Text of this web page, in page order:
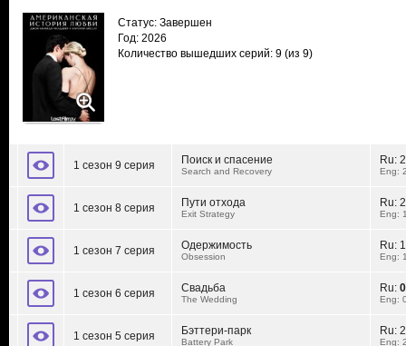
Статус: Завершен
Год: 2026
Количество вышедших серий: 9 (из 9)
1 сезон 9 серия Поиск и спасение
Search and Recovery
Ru:
Eng:
1 сезон 8 серия Пути отхода
Exit Strategy
Ru:
Eng:
1 сезон 7 серия Одержимость
Obsession
Ru:
Eng:
1 сезон 6 серия Свадьба
The Wedding
Ru:
Eng:
1 сезон 5 серия Бэттери-парк
Battery Park
Ru:
Eng: